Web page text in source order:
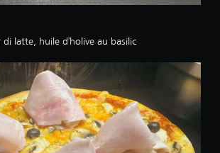
latte, huile d’holive au basilic